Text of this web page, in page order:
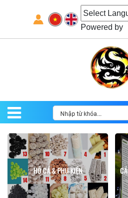
Powered by
HỒ CÁ & PHỤ KIỆN